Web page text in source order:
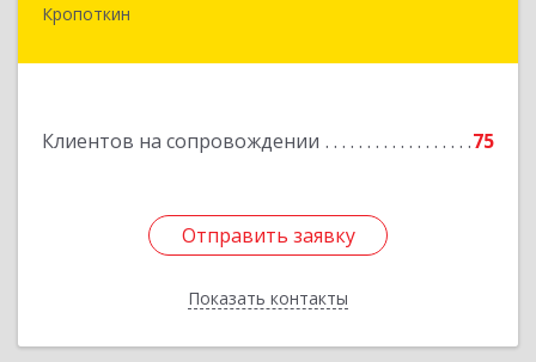
Кропоткин
Клиентов на сопровождении 75
Отправить заявку
Показать контакты
352395, Краснодарский край, Кавказский р-н,
Отправить заявку
Назад